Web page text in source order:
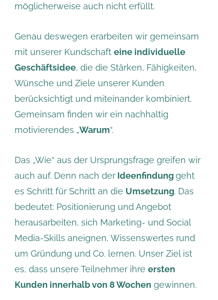
möglicherweise auch nicht erfüllt.
Genau deswegen erarbeiten wir gemeinsam
mit unserer Kundschaft eine individuelle
Geschäftsidee, die die Stärken, Fähigkeiten,
Wünsche und Ziele unserer Kunden
berücksichtigt und miteinander kombiniert.
Gemeinsam finden wir ein nachhaltig
motivierendes „Warum“.
Das „Wie“ aus der Ursprungsfrage greifen wir
auch auf. Denn nach der Ideenfindunggeht
es Schritt für Schritt an die Umsetzung. Das
bedeutet: Positionierung und Angebot
herausarbeiten, sich Marketing- und Social
Media-Skills aneignen, Wissenswertes rund
um Gründung und Co. lernen. Unser Ziel ist
es, dass unsere Teilnehmer ihre ersten
Kunden innerhalb von 8 Wochen gewinnen.